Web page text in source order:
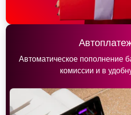
Автоматическое пополнение
комиссии и в